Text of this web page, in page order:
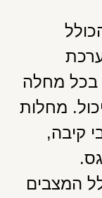
בכל מחלה
מחלות
קיבה,
המצבים